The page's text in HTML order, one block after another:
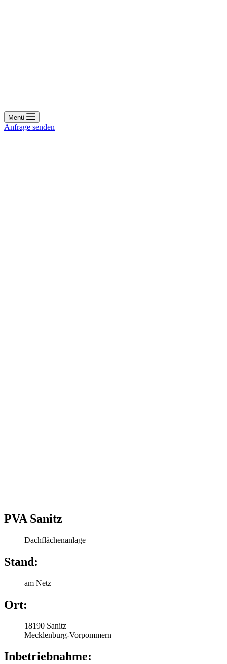
Menü
Anfrage senden
PVA Sanitz
Dachflächenanlage
Stand:
am Netz
Ort:
18190 Sanitz
Mecklenburg-Vorpommern
Inbetriebnahme: